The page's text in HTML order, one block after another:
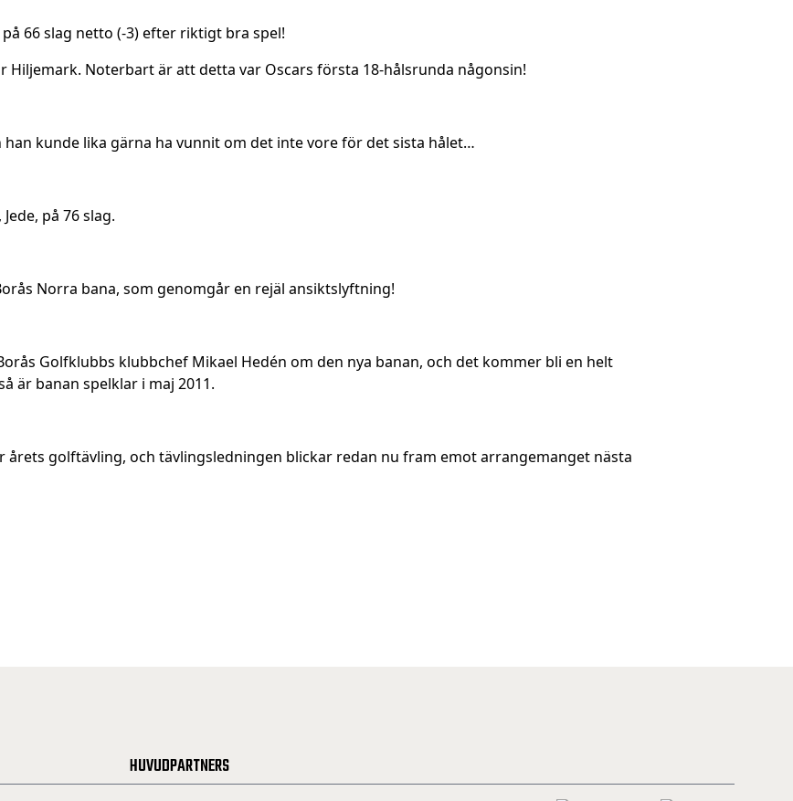
66 slag netto (-3) efter riktigt bra spel!
Hiljemark. Noterbart är att detta var Oscars första 18-hålsrunda någonsin!
han kunde lika gärna ha vunnit om det inte vore för det sista hålet…
på 76 slag.
Norra bana, som genomgår en rejäl ansiktslyftning!
Golfklubbs klubbchef Mikael Hedén om den nya banan, och det kommer bli en helt
är banan spelklar i maj 2011.
golftävling, och tävlingsledningen blickar redan nu fram emot arrangemanget nästa
HUVUDPARTNERS